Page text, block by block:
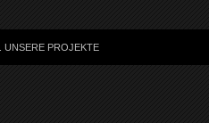
UNSERE PROJEKTE